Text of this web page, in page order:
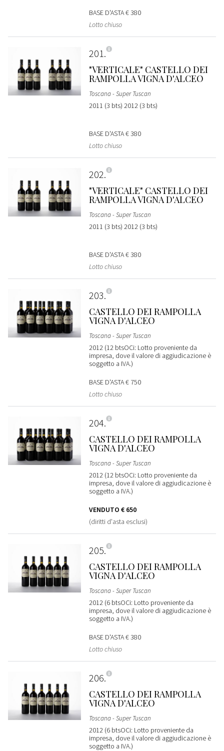
BASE D'ASTA€ 380
Lotto chiuso
201
"VERTICALE" CASTELLO DEI
RAMPOLLA VIGNA D'ALCEO
Toscana - Super Tuscan
2011 (3 bts) 2012 (3 bts)
BASE D'ASTA€ 380
Lotto chiuso
202
"VERTICALE" CASTELLO DEI
RAMPOLLA VIGNA D'ALCEO
Toscana - Super Tuscan
2011 (3 bts) 2012 (3 bts)
BASE D'ASTA€ 380
Lotto chiuso
203
CASTELLO DEI RAMPOLLA
VIGNA D'ALCEO
Toscana - Super Tuscan
2012 (12 btsOCi: Lotto proveniente da
impresa, dove il valore di aggiudicazione è
soggetto a IVA.)
BASE D'ASTA€ 750
Lotto chiuso
204
CASTELLO DEI RAMPOLLA
VIGNA D'ALCEO
Toscana - Super Tuscan
2012 (12 btsOCi: Lotto proveniente da
impresa, dove il valore di aggiudicazione è
soggetto a IVA.)
VENDUTO € 650
(diritti d'asta esclusi)
205
CASTELLO DEI RAMPOLLA
VIGNA D'ALCEO
Toscana - Super Tuscan
2012 (6 btsOCi: Lotto proveniente da
impresa, dove il valore di aggiudicazione è
soggetto a IVA.)
BASE D'ASTA€ 380
Lotto chiuso
206
CASTELLO DEI RAMPOLLA
VIGNA D'ALCEO
Toscana - Super Tuscan
2012 (6 btsOCi: Lotto proveniente da
impresa, dove il valore di aggiudicazione è
soggetto a IVA.)